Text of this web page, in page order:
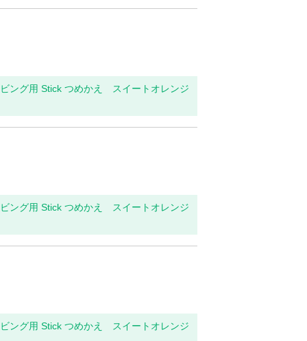
ング用 Stick つめかえ スイートオレンジ
ング用 Stick つめかえ スイートオレンジ
ング用 Stick つめかえ スイートオレンジ